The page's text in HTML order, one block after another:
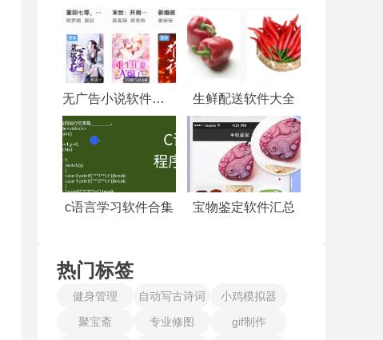
无广告小说软件推荐 生鲜配送软件大全
c语言学习软件合集 宝物鉴定软件汇总
热门标签
健身管理 自动写古诗词
小鸡模拟器
聚宝斋
专业修图
gif制作